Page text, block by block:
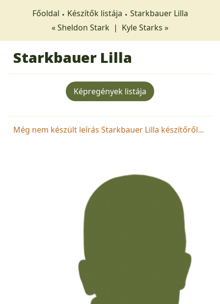
Főoldal Készítők listája
Starkbauer Lilla
« Sheldon Stark | Kyle Starks »
Starkbauer Lilla
Képregények listája
Még nem készült leírás Starkbauer Lilla készítőről...